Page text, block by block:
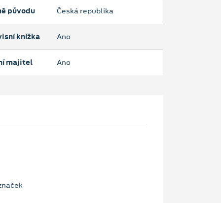
původu Česká republika
knížka Ano
majitel Ano